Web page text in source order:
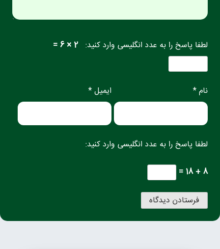
لطفا پاسخ را به عدد انگلیسی وارد کنید: 2 × 6 =
نام * ایمیل *
لطفا پاسخ را به عدد انگلیسی وارد کنید:
8 + 18 =